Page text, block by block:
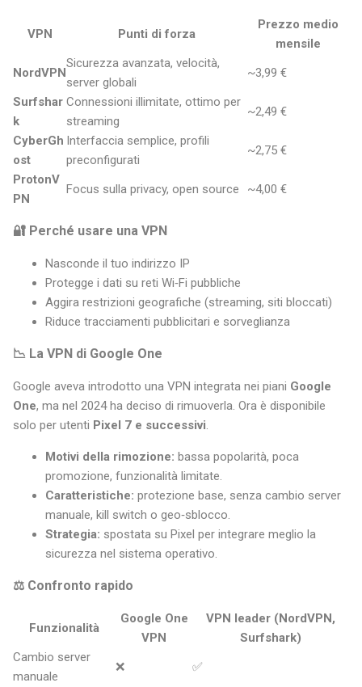
VPN Punti di forza
Prezzo medio
mensile
NordVPN
Sicurezza avanzata, velocità,
server globali
~3,99 €
Surfshar
k
Connessioni illimitate, ottimo per
streaming
~2,49 €
CyberGh
ost
Interfaccia semplice, profili
preconfigurati
~2,75 €
ProtonV
PN
Focus sulla privacy, open source ~4,00 €
🔐 Perché usare una VPN
Nasconde il tuo indirizzo IP
Protegge i dati su reti Wi‑Fi pubbliche
Aggira restrizioni geografiche (streaming, siti bloccati)
Riduce tracciamenti pubblicitari e sorveglianza
📉 La VPN di Google One
Google aveva introdotto una VPN integrata nei piani Google
One, ma nel 2024 ha deciso di rimuoverla. Ora è disponibile
solo per utenti Pixel 7 e successivi
Motivi della rimozione: bassa popolarità, poca
promozione, funzionalità limitate.
Caratteristiche: protezione base, senza cambio server
manuale, kill switch o geo‑sblocco.
Strategia: spostata su Pixel per integrare meglio la
sicurezza nel sistema operativo.
⚖️ Confronto rapido
Funzionalità
Google One
VPN
VPN leader (NordVPN,
Surfshark)
Cambio server
manuale
❌
✅